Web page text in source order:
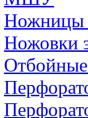
Ножницы
Ножовки